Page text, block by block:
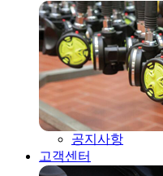
공지사항
고객센터